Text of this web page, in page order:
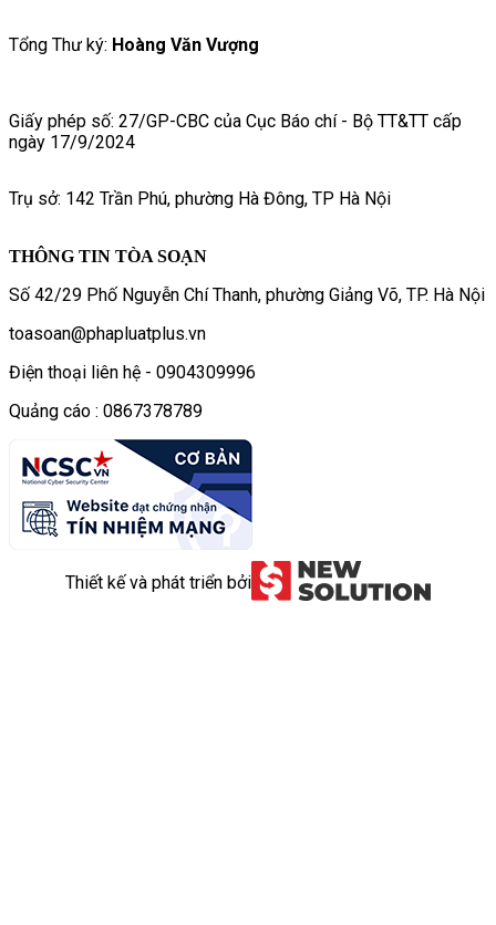
Tổng Thư ký: Hoàng Văn Vượng
Giấy phép số: 27/GP-CBC của Cục Báo chí - Bộ TT&TT cấp
ngày 17/9/2024
Trụ sở: 142 Trần Phú, phường Hà Đông, TP Hà Nội
THÔNG TIN TÒA SOẠN
Số 42/29 Phố Nguyễn Chí Thanh, phường Giảng Võ, TP. Hà Nội
toasoan@phapluatplus.vn
Điện thoại liên hệ - 0904309996
Quảng cáo : 0867378789
Thiết kế và phát triển bởi